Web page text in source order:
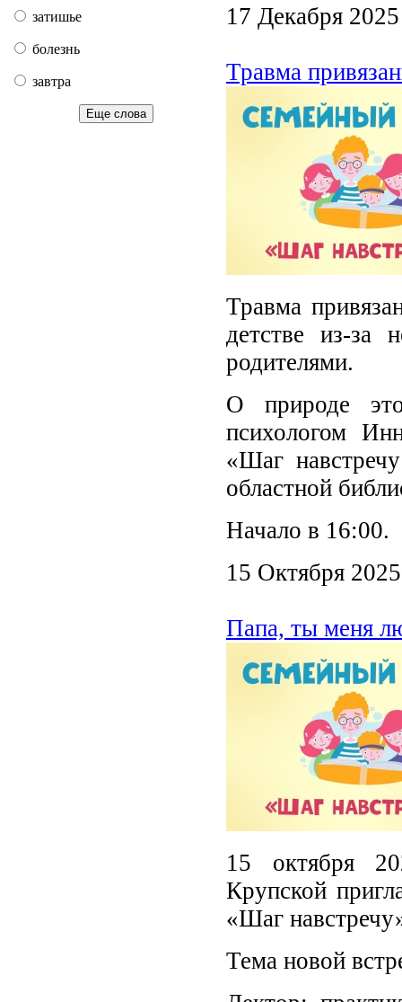
затишье
болезнь
завтра
Еще слова
17 Декабря 2025
Травма
Травма
детстве из-за
родителями.
О природе
психологом
«Шаг
областной
Начало в 16:00.
15 Октября 2025
Папа, ты меня
15 октября
Крупской
«Шаг
Тема новой